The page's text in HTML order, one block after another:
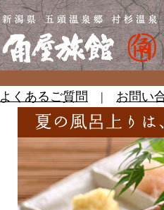
よくあるご質問 | お問い